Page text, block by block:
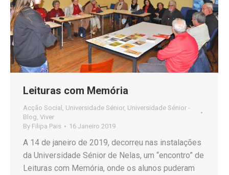
Leituras com Memória
Acção Social Universidade Sénior, Universidade Sénior -
Blog Viver
By Filipa Pais 16 Janeiro 2019
A 14 de janeiro de 2019, decorreu nas instalações
da Universidade Sénior de Nelas, um “encontro” de
Leituras com Memória, onde os alunos puderam